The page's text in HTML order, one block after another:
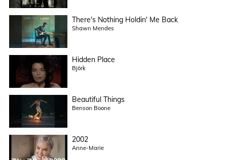
There's Nothing Holdin' Me Back
Shawn Mendes
Hidden Place
Björk
Beautiful Things
Benson Boone
2002
Anne-Marie